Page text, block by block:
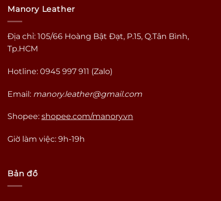
Manory Leather
Địa chỉ: 105/66 Hoàng Bật Đạt, P.15, Q.Tân Bình,
Tp.HCM
Hotline: 0945 997 911 (Zalo)
Email: manory.leather@gmail.com
Shopee: shopee.com/manory.vn
Giờ làm việc: 9h-19h
Bản đồ